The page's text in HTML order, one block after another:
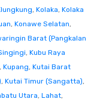
, Kolaka, Kolaka
, Konawe Selatan,
Barat (Pangkalan
, Kubu Raya
, Kupang, Kutai Barat
, Kutai Timur (Sangatta),
Utara, Lahat,